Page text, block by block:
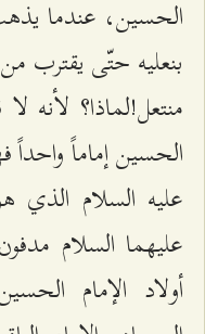
الحسين، عندما
بنعليه حتّى يقترب
منتعل!لماذا؟ لأنه
الحسين إماماً واحداً
عليه السلام الذي
عليهما السلام
أولاد الإمام